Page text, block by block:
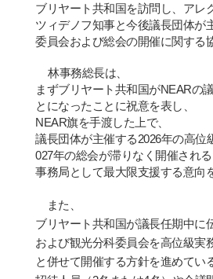
ブリヤー ト共和国を訪問し、アレ
ツィデノフ知事と今後議長団体が
委員会および総会の開催に関する
林事務総長は、
まずブリヤー ト共和国がNEARの
とになったことに祝意を表し、
NEAR旗を手渡した上で、
議長団体が主催する2026年の高位
027年の総会が滞りなく開催される
事務局として最大限支援する意向
また、
ブリヤー ト共和国が議長任期中に
および観光分科委員会を高位級実
と併せて開催する方針を進めてい